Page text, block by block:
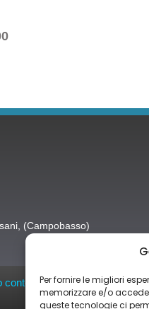
Per fornire le migliori
memorizzare e/o
queste tecnologie ci
(Campobasso)
nel Registro nazionale